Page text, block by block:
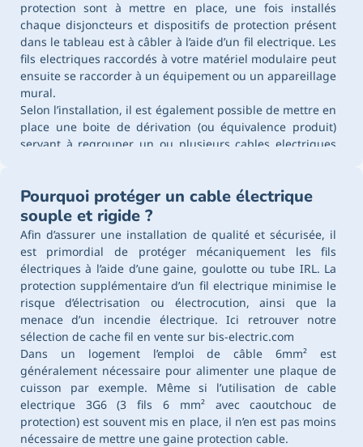
protection sont à mettre en place, une fois installés
chaque disjoncteurs et dispositifs de protection présent
dans le tableau est à câbler à l’aide d’un fil electrique. Les
fils electriques raccordés à votre matériel modulaire peut
ensuite se raccorder à un équipement ou un appareillage
mural.
Selon l’installation, il est également possible de mettre en
place une boite de dérivation (ou équivalence produit)
servant à regrouper un ou plusieurs cables electriques
peut également être important comme en u1000r2v en
rigide ou H07RNF en souple.
Pourquoi protéger un cable électrique
souple et rigide ?
Afin d’assurer une installation de qualité et sécurisée, il
est primordial de protéger mécaniquement les fils
électriques à l’aide d’une gaine, goulotte ou tube IRL. La
protection supplémentaire d’un fil electrique minimise le
risque d’électrisation ou électrocution, ainsi que la
menace d’un incendie électrique. Ici retrouver notre
sélection de cache fil en vente sur bis-electric.com
Dans un logement l’emploi de câble 6mm² est
généralement nécessaire pour alimenter une plaque de
cuisson par exemple. Même si l’utilisation de cable
electrique 3G6 (3 fils 6 mm² avec caoutchouc de
protection) est souvent mis en place, il n’en est pas moins
nécessaire de mettre une gaine protection cable.